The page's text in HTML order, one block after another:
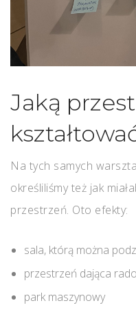
Jaką
Na tych samych
określiliśmy też jak
przestrzeń. Oto efekty:
sala, którą można
przestrzeń dająca
park maszynowy